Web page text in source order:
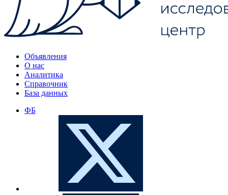
Объявления
О нас
Аналитика
Справочник
База данных
ФБ